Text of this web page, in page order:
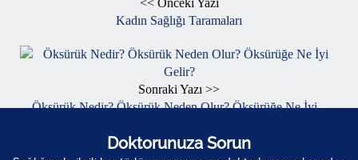
<< Önceki Yazı
Kadın Sağlığı Taramaları
Sonraki Yazı >>
Öksürük Nedir? Öksürük Neden Olur? Öksürüğe Ne İyi...
Doktorunuza Sorun